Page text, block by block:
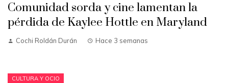
Comunidad sorda y cine lamentan la
pérdida de Kaylee Hottle en Maryland
Cochi Roldán Durán Hace 3 semanas
CULTURA Y OCIO